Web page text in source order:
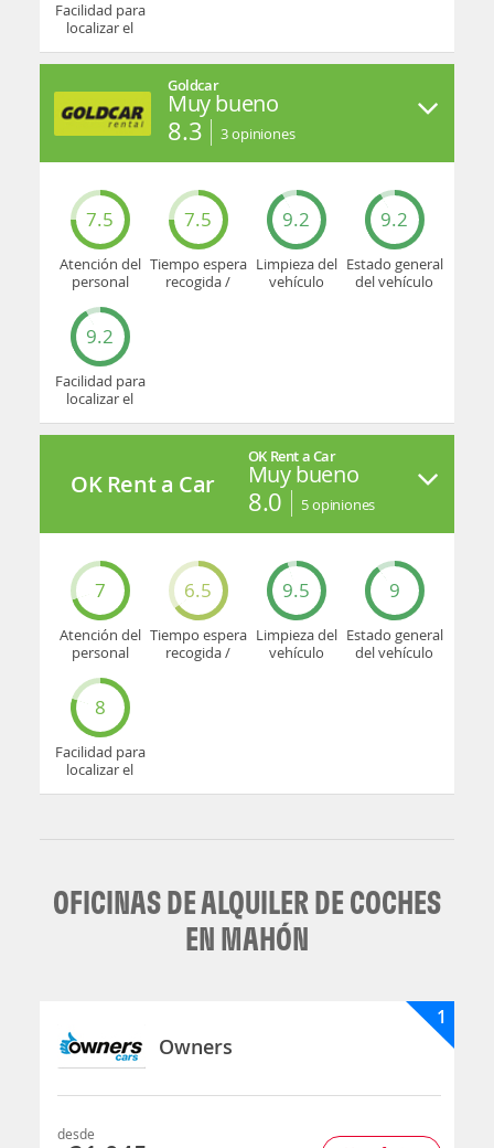
Facilidad para
localizar el
oficina
Goldcar
Muy bueno
8.3 3opiniones
7.5
Atención del
personal
7.5
Tiempo espera
recogida /
9.2
Limpieza del
vehículo
9.2
Estado general
del vehículo
9.2
Facilidad para
localizar el
oficina
OK Rent a Car
OK Rent a Car
Muy bueno
8.0 5opiniones
7
Atención del
personal
6.5
Tiempo espera
recogida /
9.5
Limpieza del
vehículo
9
Estado general
del vehículo
8
Facilidad para
localizar el
OFICINAS DE ALQUILER DE COCHES
EN MAHÓN
Owners
1
desde